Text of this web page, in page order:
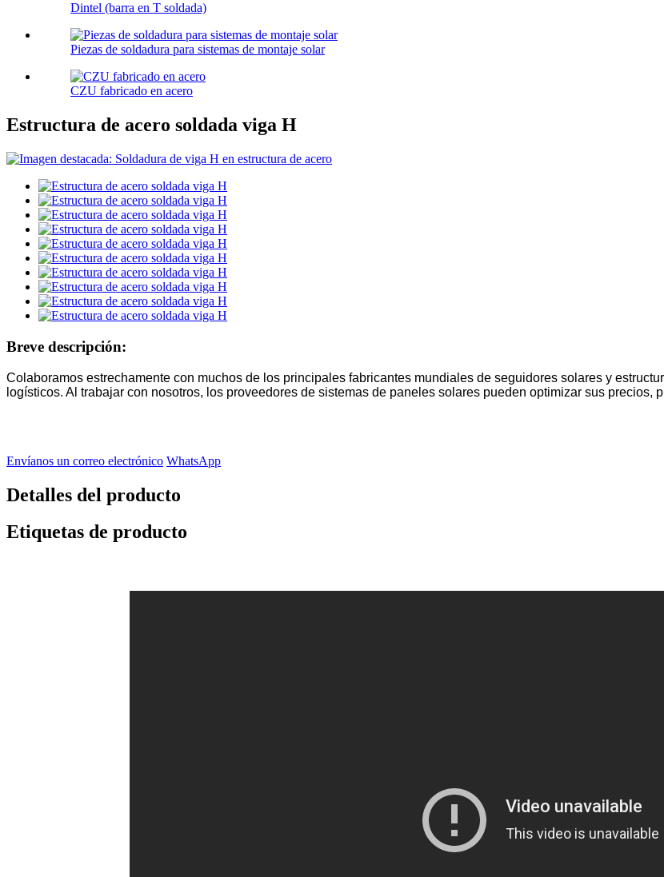
Dintel (barra en T soldada)
Piezas de soldadura para sistemas de montaje solar
CZU fabricado en acero
Estructura de acero soldada viga H
Breve descripción:
Colaboramos estrechamente con muchos de los principales fabricantes mundiales de seguidores solares y
logísticos. Al trabajar con nosotros, los proveedores de sistemas de paneles solares pueden optimizar sus
Envíanos un correo electrónico WhatsApp
Detalles del producto
Etiquetas de producto